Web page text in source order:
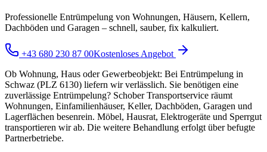
Professionelle Entrümpelung von Wohnungen, Häusern, Kellern,
Dachböden und Garagen – schnell, sauber, fix kalkuliert.
+43 680 230 87 00Kostenloses Angebot
Ob Wohnung, Haus oder Gewerbeobjekt: Bei Entrümpelung in
Schwaz (PLZ 6130) liefern wir verlässlich. Sie benötigen eine
zuverlässige Entrümpelung? Schober Transportservice räumt
Wohnungen, Einfamilienhäuser, Keller, Dachböden, Garagen und
Lagerflächen besenrein. Möbel, Hausrat, Elektrogeräte und Sperrgut
transportieren wir ab. Die weitere Behandlung erfolgt über befugte
Partnerbetriebe.